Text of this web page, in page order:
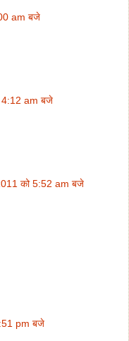
am बजे
4:12 am बजे
को 5:52 am बजे
pm बजे